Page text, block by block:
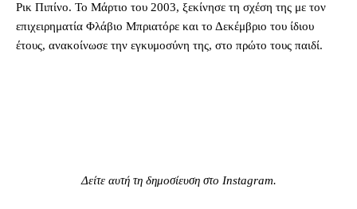
Ρικ Πιπίνο. Το Μάρτιο του 2003, ξεκίνησε τη σχέση της με τον
επιχειρηματία Φλάβιο Μπριατόρε και το Δεκέμβριο του ίδιου
έτους, ανακοίνωσε την εγκυμοσύνη της, στο πρώτο τους παιδί.
Δείτε αυτή τη δημοσίευση στο Instagram.